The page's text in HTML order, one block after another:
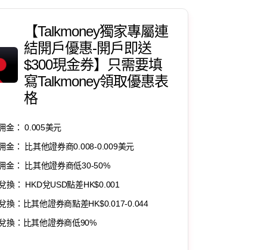
【Talkmoney獨家專屬連
結開戶優惠-開戶即送
$300現金券】只需要填
寫Talkmoney領取優惠表
格
金： 0.005美元
金： 比其他證券商0.008-0.009美元
金： 比其他證券商低30-50%
換： HKD兌USD點差HK$0.001
換：比其他證券商點差HK$0.017-0.044
換：比其他證券商低90%